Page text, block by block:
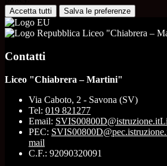
Accetta tutti Salva le preferenze
Liceo "Chiabrera –
Contatti
Liceo "Chiabrera – Martini"
Via Caboto, 2 - Savona (SV)
Tel: 019 821277
Email: SVIS00800D@istruzione.it
PEC:
mail
C.F.: 92090320091